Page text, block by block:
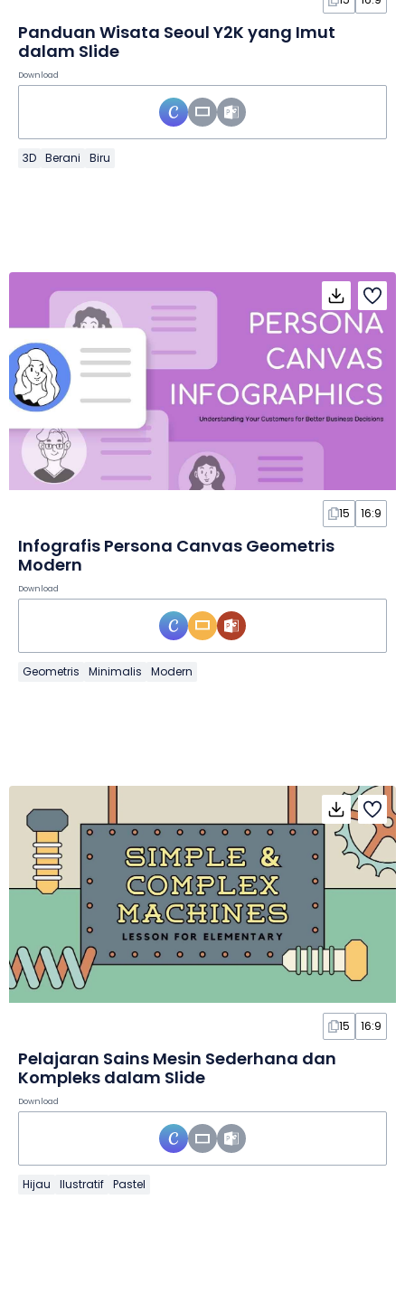
Panduan Wisata Seoul Y2K yang Imut
dalam Slide
Download
3D Berani Biru
15 16:9
Infografis Persona Canvas Geometris
Modern
Download
Geometris Minimalis Modern
15 16:9
Pelajaran Sains Mesin Sederhana dan
Kompleks dalam Slide
Download
Hijau Ilustratif Pastel